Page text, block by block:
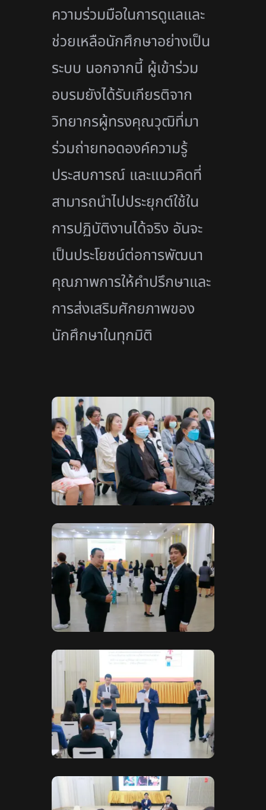
ความร่วมมือในการดูแลและ
ช่วยเหลือนักศึกษาอย่างเป็น
ระบบ นอกจากนี้ ผู้เข้าร่วม
อบรมยังได้รับเกียรติจาก
วิทยากรผู้ทรงคุณวุฒิที่มา
ร่วมถ่ายทอดองค์ความรู้
ประสบการณ์ และแนวคิดที่
สามารถนำไปประยุกต์ใช้ใน
การปฏิบัติงานได้จริง อันจะ
เป็นประโยชน์ต่อการพัฒนา
คุณภาพการให้คำปรึกษาและ
การส่งเสริมศักยภาพของ
นักศึกษาในทุกมิติ